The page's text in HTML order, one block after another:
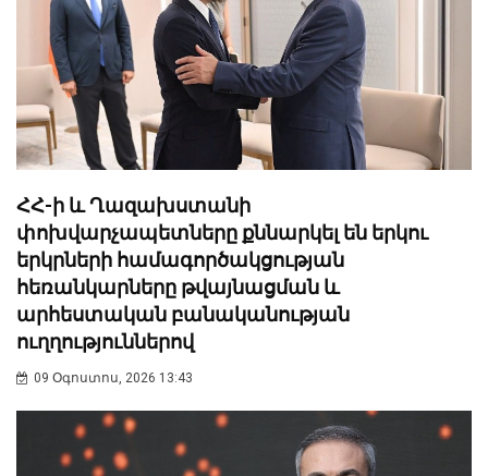
ՀՀ-ի և Ղազախստանի
փոխվարչապետները քննարկել են երկու
երկրների համագործակցության
հեռանկարները թվայնացման և
արհեստական բանականության
ուղղություններով
09 Օգոստոս, 2026 13:43